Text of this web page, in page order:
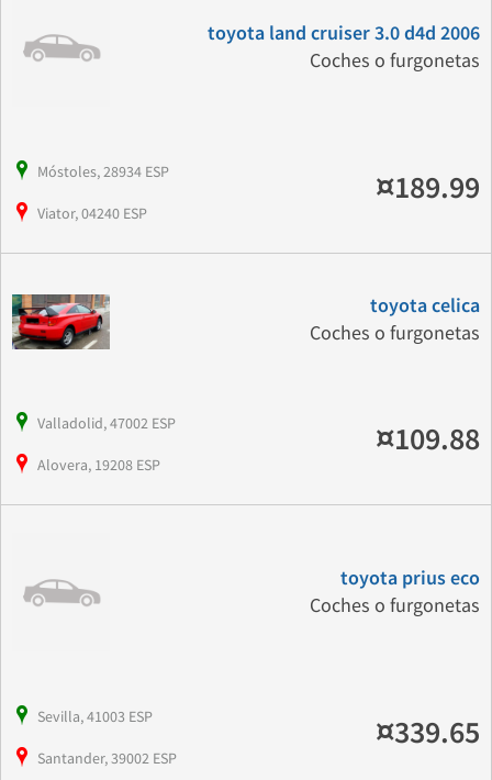
toyota land cruiser 3.0 d4d 2006
Coches o furgonetas
Móstoles, 28934 ESP
Viator, 04240 ESP
¤189.99
toyota celica
Coches o furgonetas
Valladolid, 47002 ESP
Alovera, 19208 ESP
¤109.88
toyota prius eco
Coches o furgonetas
Sevilla, 41003 ESP
Santander, 39002 ESP
¤339.65